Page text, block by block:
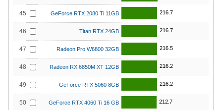
45 GeForce RTX 2080 Ti 11GB 216.7
46 Titan RTX 24GB 216.7
47 Radeon Pro W6800 32GB 216.5
48 Radeon RX 6850M XT 12GB 216.2
49 GeForce RTX 5060 8GB 216.2
50 GeForce RTX 4060 Ti 16 GB 212.7